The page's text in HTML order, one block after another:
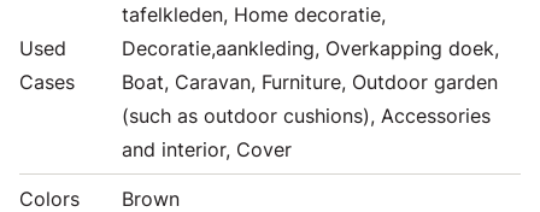
Used
Cases
tafelkleden, Home decoratie,
Decoratie,aankleding, Overkapping doek,
Boat, Caravan, Furniture, Outdoor garden
(such as outdoor cushions), Accessories
and interior, Cover
Colors Brown